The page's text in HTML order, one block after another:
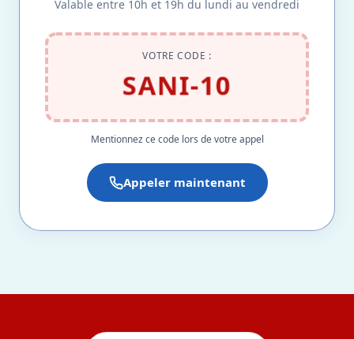
Valable entre 10h et 19h du lundi au vendredi
VOTRE CODE :
SANI-10
Mentionnez ce code lors de votre appel
Appeler maintenant